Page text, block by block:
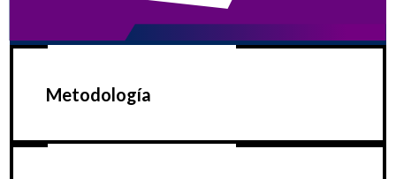
Metodología